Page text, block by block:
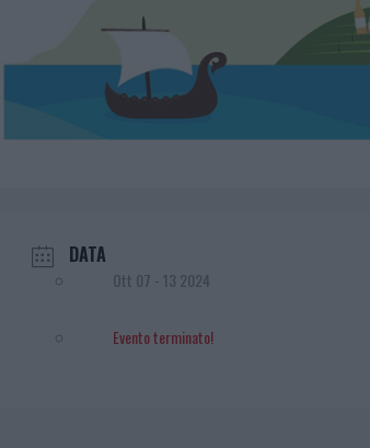
DATA
Ott 07 - 13 2024
Evento terminato!